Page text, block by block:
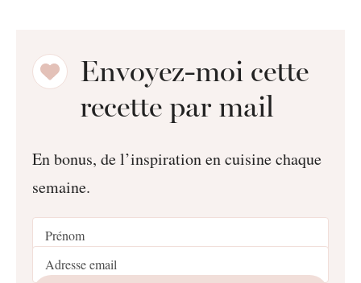
Envoyez-moi cette
recette par mail
En bonus, de l’inspiration en cuisine chaque
semaine.